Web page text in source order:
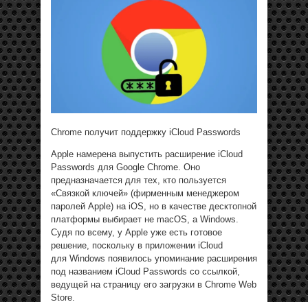
Chrome получит поддержку iCloud Passwords
Apple намерена выпустить расширение iCloud
Passwords для Google Chrome. Оно
предназначается для тех, кто пользуется
«Связкой ключей» (фирменным менеджером
паролей Apple) на iOS, но в качестве десктопной
платформы выбирает не macOS, а Windows.
Судя по всему, у Apple уже есть готовое
решение, поскольку в приложении iCloud
для Windows появилось упоминание расширения
под названием iCloud Passwords со ссылкой,
ведущей на страницу его загрузки в Chrome Web
Store.